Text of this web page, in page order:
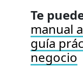
Te
manual
guía
negocio